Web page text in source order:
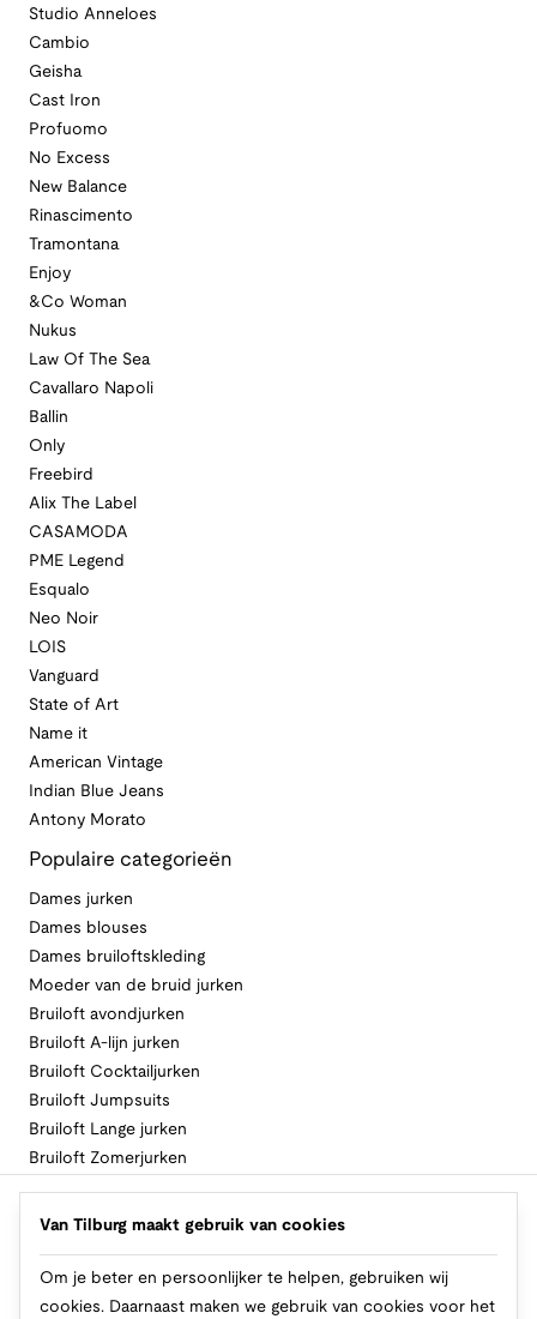
Studio Anneloes
Cambio
Geisha
Cast Iron
Profuomo
No Excess
New Balance
Rinascimento
Tramontana
Enjoy
&Co Woman
Nukus
Law Of The Sea
Cavallaro Napoli
Ballin
Only
Freebird
Alix The Label
CASAMODA
PME Legend
Esqualo
Neo Noir
LOIS
Vanguard
State of Art
Name it
American Vintage
Indian Blue Jeans
Antony Morato
Populaire categorieën
Dames jurken
Dames blouses
Dames bruiloftskleding
Moeder van de bruid jurken
Bruiloft avondjurken
Bruiloft A-lijn jurken
Bruiloft Cocktailjurken
Bruiloft Jumpsuits
Bruiloft Lange jurken
Bruiloft Zomerjurken
Volg Van Tilburg
Van Tilburg maakt gebruik van cookies
Om je beter en persoonlijker te helpen, gebruiken wij
cookies. Daarnaast maken we gebruik van cookies voor het